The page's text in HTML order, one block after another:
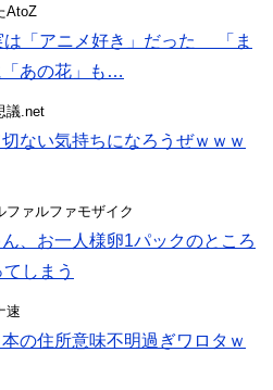
AtoZ
は「アニメ好き」だった 「ま
「あの花」も…
議.net
ない気持ちになろうぜｗｗｗ
ファルファモザイク
ん、お一人様卵1パックのところ
しまう
速
本の住所意味不明過ぎワロタｗ